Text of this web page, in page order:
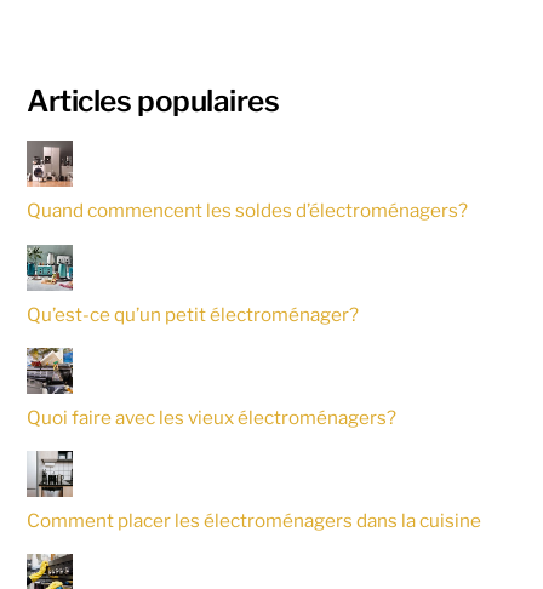
Articles populaires
Quand commencent les soldes d’électroménagers?
Qu’est-ce qu’un petit électroménager?
Quoi faire avec les vieux électroménagers?
Comment placer les électroménagers dans la cuisine